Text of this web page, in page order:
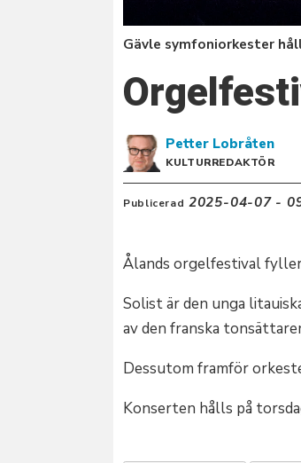
Gävle symfoniorkester
Petter Lobråten
KULTURREDAKTÖR
Publicerad 2025-04-07 -
Ålands orgelfestival
Solist är den unga
av den franska
Dessutom framför
Konserten hålls på